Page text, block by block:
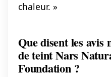
chaleur. »
Que disent les avis
de teint Nars
Foundation ?